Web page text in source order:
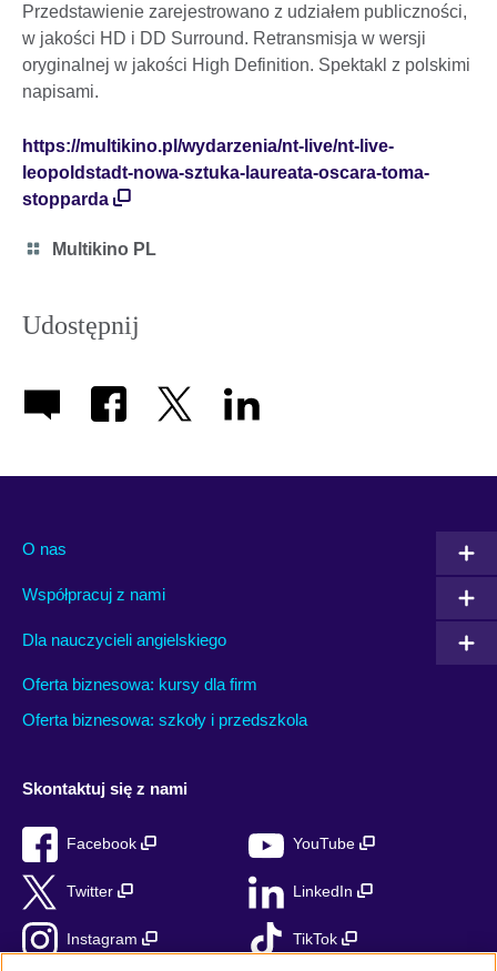
Przedstawienie zarejestrowano z udziałem publiczności,
w jakości HD i DD Surround. Retransmisja w wersji
oryginalnej w jakości High Definition. Spektakl z polskimi
napisami.
https://multikino.pl/wydarzenia/nt-live/nt-live-
leopoldstadt-nowa-sztuka-laureata-oscara-toma-
stopparda
Category
Multikino PL
Udostępnij
O nas
Współpracuj z nami
Dla nauczycieli angielskiego
Oferta biznesowa: kursy dla firm
Oferta biznesowa: szkoły i przedszkola
Skontaktuj się z nami
Facebook YouTube
Twitter LinkedIn
Instagram TikTok